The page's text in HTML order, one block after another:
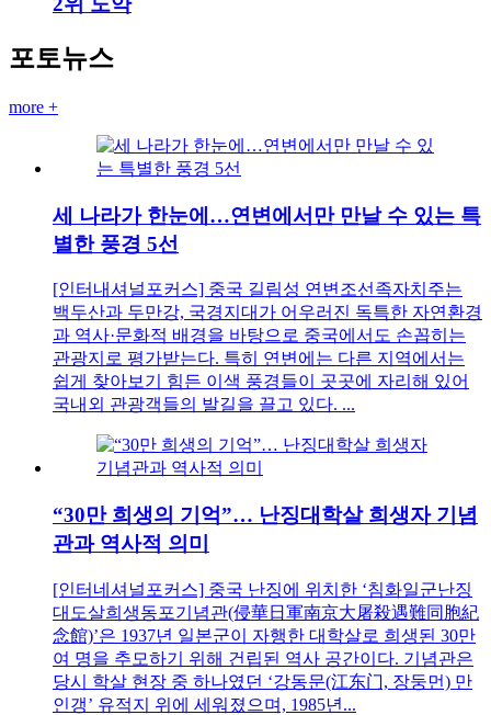
포토뉴스
more +
세 나라가 한눈에…연변에서만 만날 수 있는 특
별한 풍경 5선
[인터내셔널포커스] 중국 길림성 연변조선족자치주는
백두산과 두만강, 국경지대가 어우러진 독특한 자연환경
과 역사·문화적 배경을 바탕으로 중국에서도 손꼽히는
관광지로 평가받는다. 특히 연변에는 다른 지역에서는
쉽게 찾아보기 힘든 이색 풍경들이 곳곳에 자리해 있어
국내외 관광객들의 발길을 끌고 있다. ...
“30만 희생의 기억”… 난징대학살 희생자 기념
관과 역사적 의미
[인터네셔널포커스] 중국 난징에 위치한 ‘침화일군난징
대도살희생동포기념관(侵華日軍南京大屠殺遇難同胞紀
念館)’은 1937년 일본군이 자행한 대학살로 희생된 30만
여 명을 추모하기 위해 건립된 역사 공간이다. 기념관은
당시 학살 현장 중 하나였던 ‘강동문(江东门, 장둥먼) 만
인갱’ 유적지 위에 세워졌으며, 1985년...